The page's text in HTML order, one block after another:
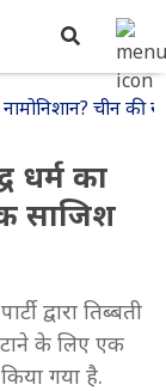
नामोनिशान? चीन
धर्म का
साजिश
द्वारा तिब्बती
के लिए एक
गया है.